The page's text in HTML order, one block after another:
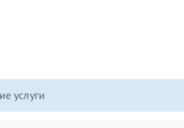
услуги